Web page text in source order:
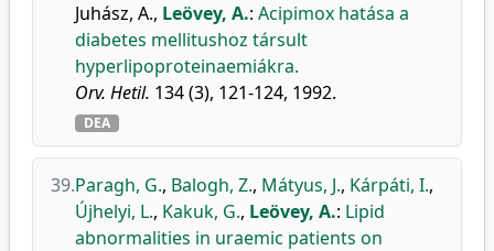
Juhász, A., Leövey, A.: Acipimox hatása a
diabetes mellitushoz társult
hyperlipoproteinaemiákra.
Orv. Hetil. 134 (3), 121-124, 1992.
DEA
39.Paragh, G., Balogh, Z., Mátyus, J., Kárpáti, I.,
Újhelyi, L., Kakuk, G., Leövey, A.: Lipid
abnormalities in uraemic patients on